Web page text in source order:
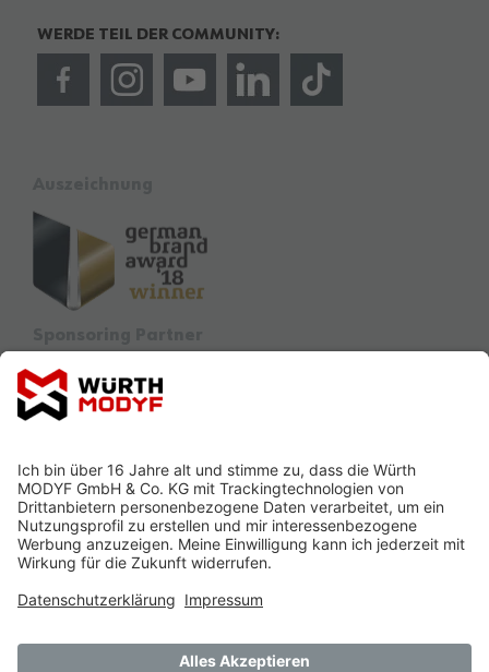
WERDE TEIL DER COMMUNITY:
Ausbildung